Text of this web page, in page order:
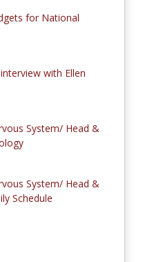
for National
with Ellen
System/ Head &
System/ Head &
Schedule